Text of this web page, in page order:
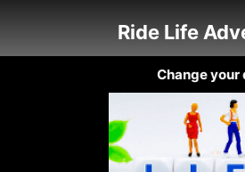
Ride Life
Change your daily life！さあ